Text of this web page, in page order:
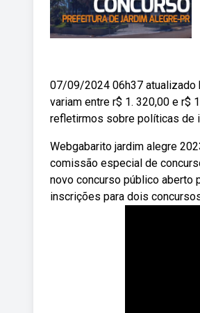
07/09/2024 06h37 atualizado
variam entre r$ 1. 320,00 e r$
refletirmos sobre políticas de
Webgabarito jardim alegre
comissão especial de
novo concurso público aberto
inscrições para dois